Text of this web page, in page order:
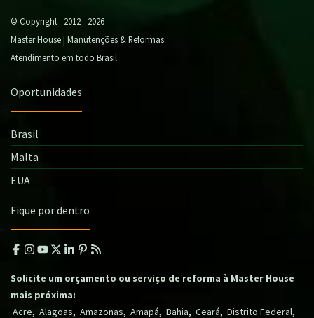
© Copyright 2012 - 2026
Master House | Manutenções & Reformas
Atendimento em todo Brasil
Oportunidades
Brasil
Malta
EUA
Fique por dentro
Solicite um orçamento ou serviço de reforma à Master House
mais próxima:
Acre, Alagoas, Amazonas, Amapá, Bahia, Ceará, Distrito Federal,